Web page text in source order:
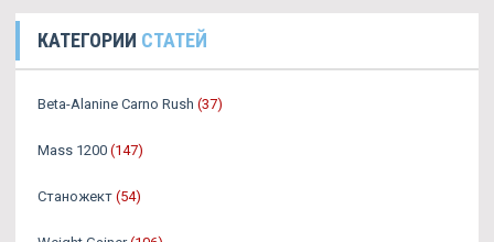
КАТЕГОРИИ СТАТЕЙ
Beta-Alanine Carno Rush (37)
Mass 1200 (147)
Станожект (54)